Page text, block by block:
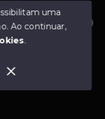
para te ajudar.
de Imóveis
CNAI 37357
uma
Ao continuar,
.